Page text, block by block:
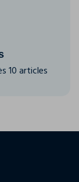
10 articles